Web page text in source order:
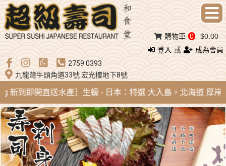
登入 或
成為會員
2759 0393
九龍灣牛頭角道33號 宏光樓地下8號
購物車 0 $0.00
新到即開直送水產］生蠔 - 日本：特選 大入島，北海道 厚岸